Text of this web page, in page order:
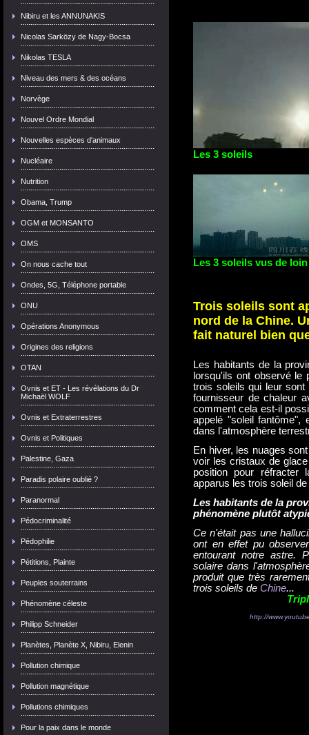
Nibiru et les ANNUNAKIS
Nicolas Sarközy de Nagy-Bocsa
Nikolas TESLA
Niveau des mers & des océans
Norvège
Nouvel Ordre Mondial
Nouvelles espèces d'animaux
Nucléaire
Nutrition
Obama, Trump
OGM et MONSANTO
OMS
On nous cache tout
Ondes, 5G, Téléphone portable
ONU
Opérations Anonymous
Origines des religions
OTAN
Ovnis et ET - Les révélations du Dr
Michaël WOLF
Ovnis et Extraterrestres
Ovnis et Politiques
Palestine, Gaza
Paradis polaire oublié ?
Paranormal
Pédocriminalité
Pédophilie
Pétitions, Plainte
Peuples souterrains
Phénomène céleste
Philipp Schneider
Planètes, Planète X, Nibiru, Elenin
Pollution chimique
Pollution magnétique
Pollutions chimiques
Pour la paix dans le monde
Les 3 soleils
Les 3 soleils vus de loin
Trois soleils sont
nord de la Chine.
fait naturel bien
Les habitants de la
lorsqu'ils ont observé
trois soleils qui leur
fournisseur de chaleur
comment cela est-il
appelé "soleil
dans l'atmosphère
En hiver, les nuages
voir les cristaux de
position pour réfracter
apparus les trois soleil de
Les habitants de la
phénomène plutôt
Ce n'était pas une
ont en effet pu
entourant notre astre.
solaire dans
produit que très
trois soleils de Chine...
http://